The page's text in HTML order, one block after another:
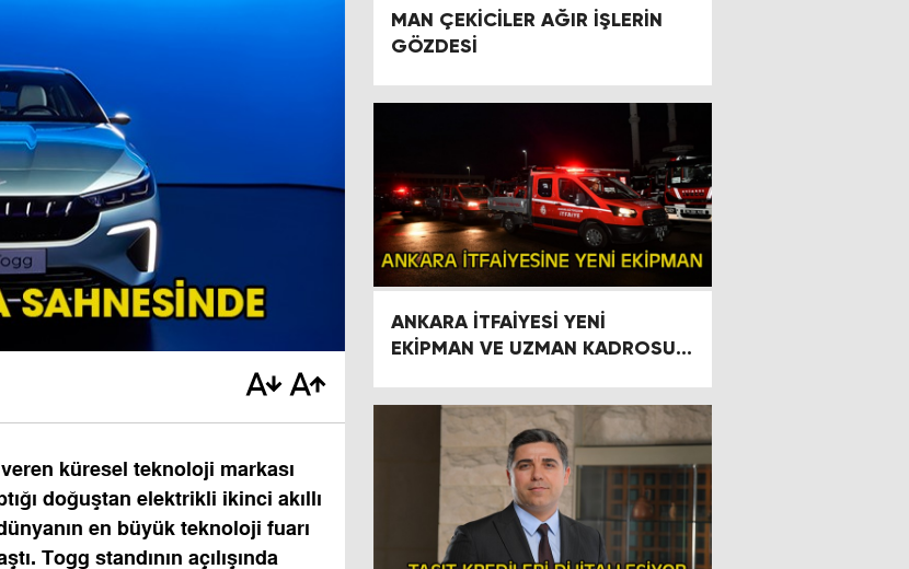
küresel teknoloji markası
doğuştan elektrikli ikinci akıllı
en büyük teknoloji fuarı
. Togg standının açılışında
MAN ÇEKİCİLER AĞIR İŞLERİN
GÖZDESİ
ANKARA İTFAİYESİ YENİ
EKİPMAN VE UZMAN KADROSU